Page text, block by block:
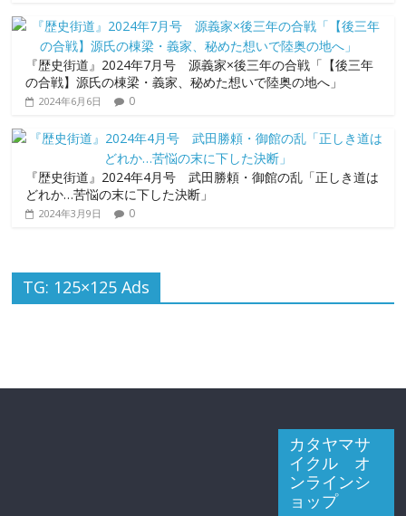
『歴史街道』2024年7月号 源義家×後三年の合戦「【後三年
の合戦】源氏の棟梁・義家、秘めた想いで陸奥の地へ」
2024年6月6日 0
『歴史街道』2024年4月号 武田勝頼・御館の乱「正しき道は
どれか…苦悩の末に下した決断」
2024年3月9日 0
TG: 125×125 Ads
カタヤマサ
イクル オ
ンラインシ
ョップ